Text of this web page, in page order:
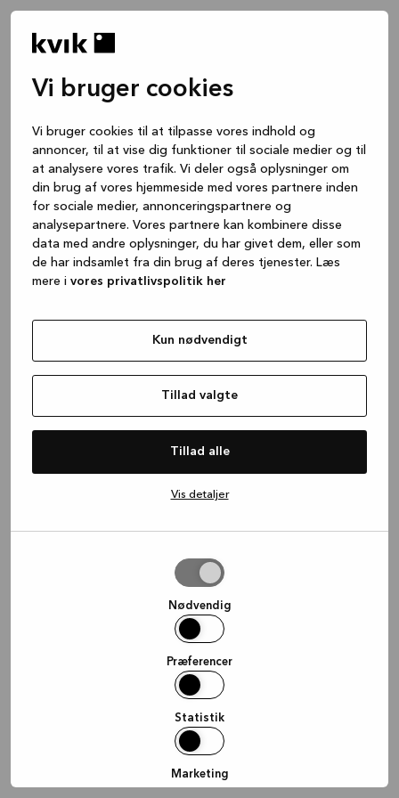
Vi bruger cookies
Vi bruger cookies til at tilpasse vores indhold og
annoncer, til at vise dig funktioner til sociale medier og til
at analysere vores trafik. Vi deler også oplysninger om
din brug af vores hjemmeside med vores partnere inden
for sociale medier, annonceringspartnere og
analysepartnere. Vores partnere kan kombinere disse
data med andre oplysninger, du har givet dem, eller som
de har indsamlet fra din brug af deres tjenester. Læs
mere i vores privatlivspolitik her
Kun nødvendigt
Tillad valgte
Tillad alle
Vis detaljer
Nødvendig
Præferencer
Statistik
Marketing
(see the browser console for more
information).